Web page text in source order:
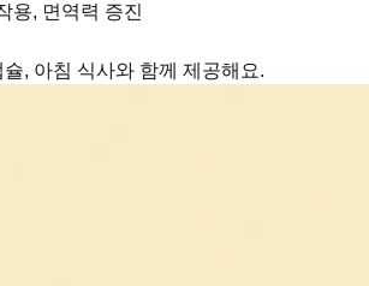
용, 면역력 증진
, 아침 식사와 함께 제공해요.